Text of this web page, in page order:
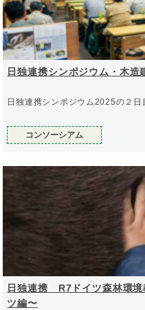
日独連携シンポジウム・木造
日独連携シンポジウム2025の２日
コンソーシアム
日独連携 R7ドイツ森林環
ツ編〜